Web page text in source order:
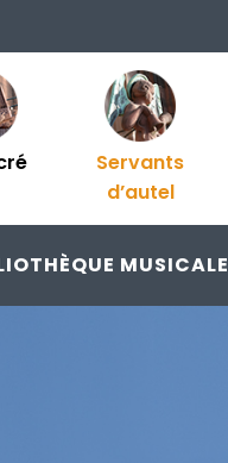
Servants
d’autel
MUSICALE